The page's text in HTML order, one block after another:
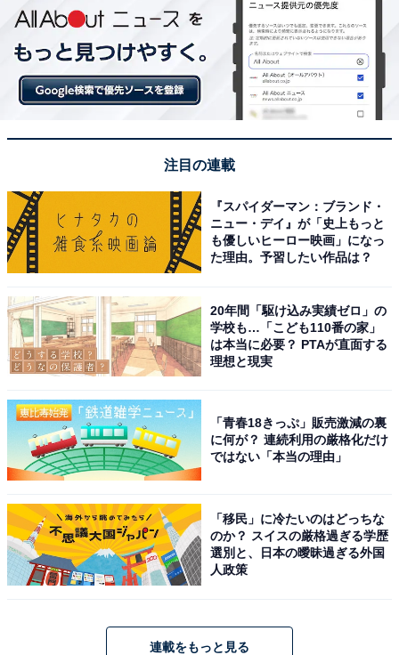
小さめカレー バターチキン 税込250円
ギー（バターオイル）が使用され、まろやかに仕上がっ
ています。カスリメティの香り、トマトの旨み、カシュ
ーナッツのコクがおいしさのポイントです。
小さめカレー グリーン 税込250円
青唐辛子の辛さとレモングラスの風味が特長の、タイを
代表するカレーです。ココナッツが使用されており、 辛
さと旨みのバランスが整っています。
小さめカレー マッサマン 税込250円
が引き出されています。程よいスパイス感とマイルドな
味わいのタイカレーです。
レー） 税込250円
海老の旨みとココナッツミルクのコクが生かされたクリ
ーミーなカレーです。レモンの程よい酸味で、爽やかな
小さめカレー ココナッツチキン 税込250円
黒こしょうと唐辛子、 マスタードのスパイス感とココナ
ッツミルクのコクが特長のチキンカレー。トマトと玉ね
注目の連載
『スパイダーマン：ブランド・
ニュー・デイ』が「史上もっと
も優しいヒーロー映画」になっ
た理由。予習したい作品は？
20年間「駆け込み実績ゼロ」の
学校も…「こども110番の家」
は本当に必要？ PTAが直面する
理想と現実
「青春18きっぷ」販売激減の裏
に何が？ 連続利用の厳格化だけ
ではない「本当の理由」
「移民」に冷たいのはどっちな
のか？ スイスの厳格過ぎる学歴
選別と、日本の曖昧過ぎる外国
人政策
連載をもっと見る